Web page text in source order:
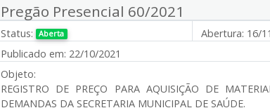
Pregão Presencial 60/2021
Status: Aberta Abertura: 16/
Publicado em: 22/10/2021
Objeto:
REGISTRO DE PREÇO PARA AQUISIÇÃO DE
DEMANDAS DA SECRETARIA MUNICIPAL DE SAÚDE.